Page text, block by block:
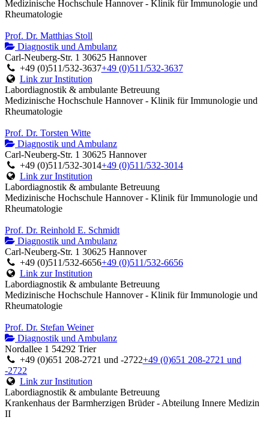
Medizinische Hochschule Hannover - Klinik für Immunologie und
Rheumatologie
Prof. Dr. Matthias Stoll
Diagnostik und Ambulanz
Carl-Neuberg-Str. 1 30625 Hannover
+49 (0)511/532-3637+49 (0)511/532-3637
Link zur Institution
Labordiagnostik & ambulante Betreuung
Medizinische Hochschule Hannover - Klinik für Immunologie und
Rheumatologie
Prof. Dr. Torsten Witte
Diagnostik und Ambulanz
Carl-Neuberg-Str. 1 30625 Hannover
+49 (0)511/532-3014+49 (0)511/532-3014
Link zur Institution
Labordiagnostik & ambulante Betreuung
Medizinische Hochschule Hannover - Klinik für Immunologie und
Rheumatologie
Prof. Dr. Reinhold E. Schmidt
Diagnostik und Ambulanz
Carl-Neuberg-Str. 1 30625 Hannover
+49 (0)511/532-6656+49 (0)511/532-6656
Link zur Institution
Labordiagnostik & ambulante Betreuung
Medizinische Hochschule Hannover - Klinik für Immunologie und
Rheumatologie
Prof. Dr. Stefan Weiner
Diagnostik und Ambulanz
Nordallee 1 54292 Trier
+49 (0)651 208-2721 und -2722+49 (0)651 208-2721 und
-2722
Link zur Institution
Labordiagnostik & ambulante Betreuung
Krankenhaus der Barmherzigen Brüder - Abteilung Innere Medizin
II